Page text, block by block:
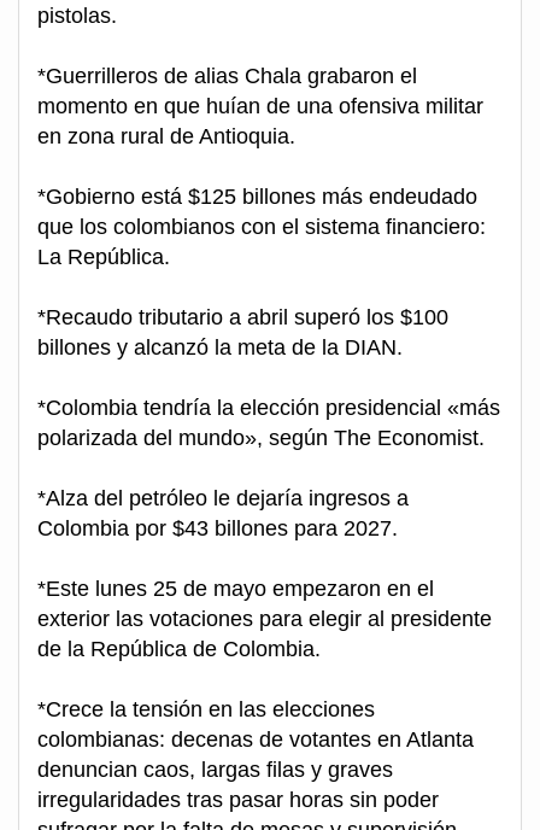
pistolas.
*Guerrilleros de alias Chala grabaron el
momento en que huían de una ofensiva militar
en zona rural de Antioquia.
*Gobierno está $125 billones más endeudado
que los colombianos con el sistema financiero:
La República.
*Recaudo tributario a abril superó los $100
billones y alcanzó la meta de la DIAN.
*Colombia tendría la elección presidencial «más
polarizada del mundo», según The Economist.
*Alza del petróleo le dejaría ingresos a
Colombia por $43 billones para 2027.
*Este lunes 25 de mayo empezaron en el
exterior las votaciones para elegir al presidente
de la República de Colombia.
*Crece la tensión en las elecciones
colombianas: decenas de votantes en Atlanta
denuncian caos, largas filas y graves
irregularidades tras pasar horas sin poder